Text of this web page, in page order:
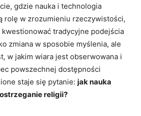
gdzie nauka i technologia
⁣rolę‌ w zrozumieniu rzeczywistości,
tradycyjne ‌podejścia
zmiana w sposobie myślenia, ale
w jakim wiara jest obserwowana⁢ i
powszechnej dostępności
staje się ⁣pytanie: jak nauka
religii?